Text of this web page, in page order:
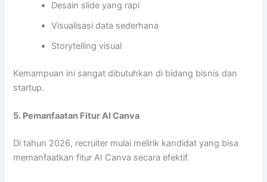
Desain slide yang rapi
Visualisasi data sederhana
Storytelling visual
Kemampuan ini sangat dibutuhkan di bidang bisnis dan
startup.
5. Pemanfaatan Fitur AI Canva
Di tahun 2026, recruiter mulai melirik kandidat yang bisa
memanfaatkan fitur AI Canva secara efektif.